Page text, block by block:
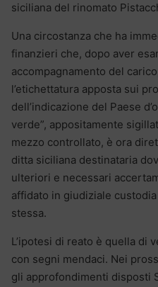
siciliana del rinomato
Una circostanza che ha
finanzieri che, dopo aver
accompagnamento del
l’etichettatura apposta sui
dell’indicazione del Paese
verde”, appositamente
mezzo controllato, è ora
ditta siciliana destinataria
ulteriori e necessari
affidato in giudiziale
stessa.
L’ipotesi di reato è quella di
con segni mendaci. Nei
gli approfondimenti disposti